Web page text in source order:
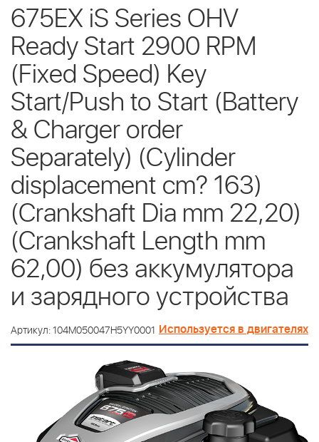
675EX iS Series OHV
Ready Start 2900 RPM
(Fixed Speed) Key
Start/Push to Start (Battery
& Charger order
Separately) (Cylinder
displacement cm? 163)
(Crankshaft Dia mm 22,20)
(Crankshaft Length mm
62,00) без аккумулятора
и зарядного устройства
Артикул: 104M050047H5YY0001 Используется в двигателях